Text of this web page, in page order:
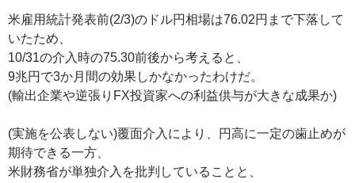
米雇用統計発表前(2/3)のドル円相場は76.02円まで下落して
いたため、
10/31の介入時の75.30前後から考えると、
9兆円で3か月間の効果しかなかったわけだ。
(輸出企業や逆張りFX投資家への利益供与が大きな成果か)
(実施を公表しない)覆面介入により、円高に一定の歯止めが
期待できる一方、
米財務省が単独介入を批判していることと、